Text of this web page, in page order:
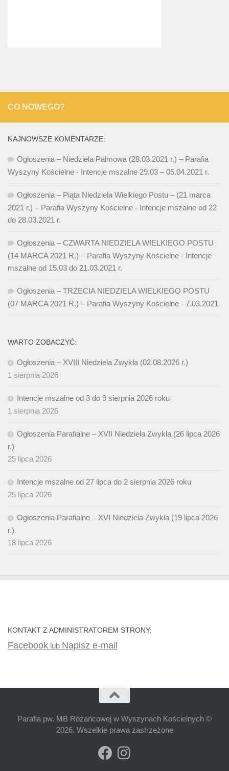
CO NOWEGO?
NAJNOWSZE KOMENTARZE:
Ogłoszenia – Niedziela Palmowa (28.03.2021 r.) – Parafia
Wyszyny Kościelne - Intencje mszalne 29.03 – 05.04.2021 r.
Ogłoszenia – Piąta Niedziela Wielkiego Postu – (21 marca
2021 r.) – Parafia Wyszyny Kościelne - Intencje mszalne od 22
do 28.03.2021 r.
Ogłoszenia – CZWARTA NIEDZIELA WIELKIEGO POSTU
(14 MARCA 2021 R.) – Parafia Wyszyny Kościelne - Intencje
mszalne od 15.03 do 21.03.2021 r.
Ogłoszenia – TRZECIA NIEDZIELA WIELKIEGO POSTU
(07 MARCA 2021 R.) – Parafia Wyszyny Kościelne - 7.03.2021
WARTO ZOBACZYĆ:
Ogłoszenia – XVIII Niedziela Zwykła (02.08.2026 r.)
1 sierpnia 2026
Intencje mszalne od 3 do 9 sierpnia 2026 roku
1 sierpnia 2026
Ogłoszenia Parafialne – XVII Niedziela Zwykła (26 lipca 2026
r.)
25 lipca 2026
Intencje mszalne od 27 lipca do 2 sierpnia 2026 roku
25 lipca 2026
Ogłoszenia Parafialne – XVI Niedziela Zwykła (19 lipca 2026
r.)
18 lipca 2026
KONTAKT Z ADMINISTRATOREM STRONY:
Facebook lub Napisz e-mail
Parafia pw. MB Różańcowej w Wyszynach Kościelnych ©
2026. Wszelkie prawa zastrzeżone